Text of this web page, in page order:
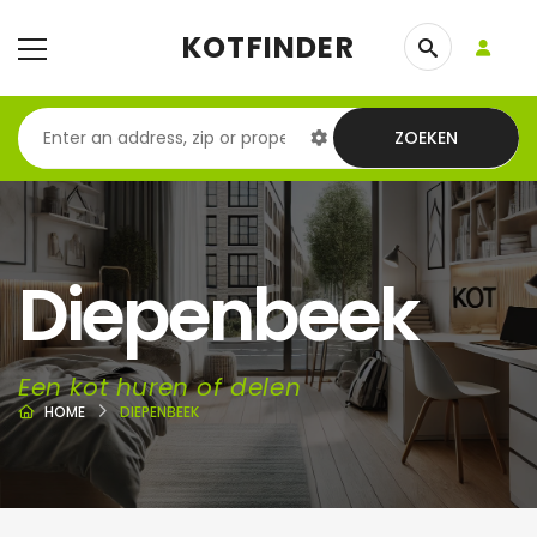
KOTFINDER
ZOEKEN
Diepenbeek
Een kot huren of delen
HOME DIEPENBEEK